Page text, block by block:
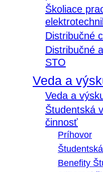
Školiace
Distribučné
Distribučné
STO
Veda a
Veda a
Študentská
činnosť
Príhovor
Benefity